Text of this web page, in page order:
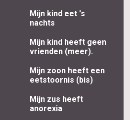
Mijn kind eet 's
nachts
Mijn kind heeft geen
vrienden (meer).
Mijn zoon heeft een
eetstoornis (bis)
Mijn zus heeft
anorexia